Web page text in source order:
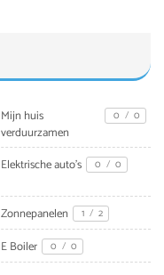
Mijn huis
verduurzamen
0 / 0
Elektrische auto's 0 / 0
Zonnepanelen 1 / 2
E Boiler 0 / 0